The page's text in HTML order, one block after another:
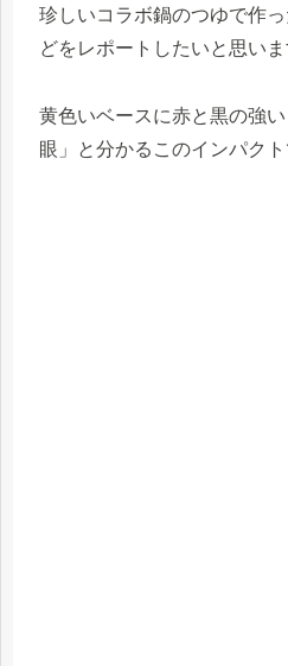
珍しいコラボ鍋のつゆで作
どをレポートしたいと思いま
黄色いベースに赤と黒の強
眼」と分かるこのインパクト